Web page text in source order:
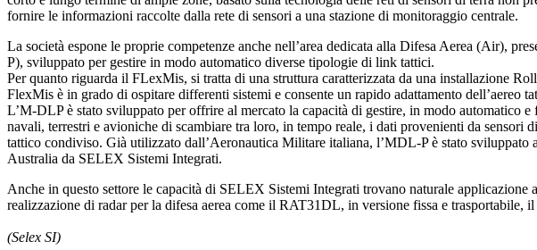
fornire le informazioni raccolte dalla rete di sensori a una stazione di monitoraggio centrale.
La società espone le proprie competenze anche nell’area dedicata alla Difesa Aerea (Air),
P), sviluppato per gestire in modo automatico diverse tipologie di link tattici.
Per quanto riguarda il FLexMis, si tratta di una struttura caratterizzata da una installazione
FlexMis è in grado di ospitare differenti sistemi e consente un rapido adattamento
L’M-DLP è stato sviluppato per offrire al mercato la capacità di gestire, in modo
navali, terrestri e avioniche di scambiare tra loro, in tempo reale, i dati provenienti da
tattico condiviso. Già utilizzato dall’Aeronautica Militare italiana, l’MDL-P è stato
Australia da SELEX Sistemi Integrati.
Anche in questo settore le capacità di SELEX Sistemi Integrati trovano naturale
realizzazione di radar per la difesa aerea come il RAT31DL, in versione fissa e
(Selex SI)